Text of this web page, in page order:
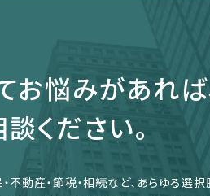
悩みがあれば
ください。
不動産・節税・相続など、あらゆる選択